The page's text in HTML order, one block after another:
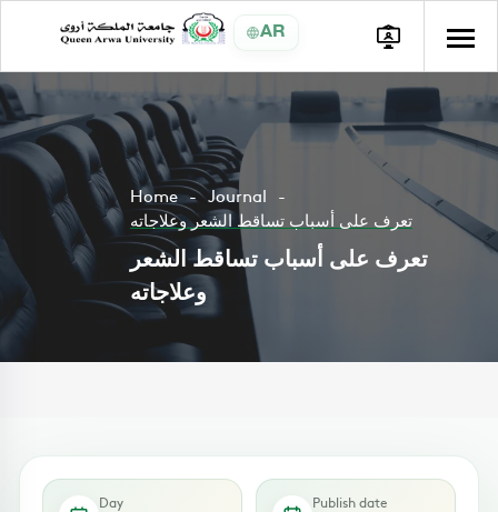
AR
Home
Journal
تعرف على أسباب تساقط الشعر وعلاجاته
تعرف على أسباب تساقط الشعر
وعلاجاته
Day Publish date